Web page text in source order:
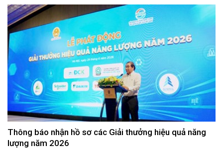
Thông báo nhận hồ sơ các Giải thưởng hiệu quả năng
lượng năm 2026